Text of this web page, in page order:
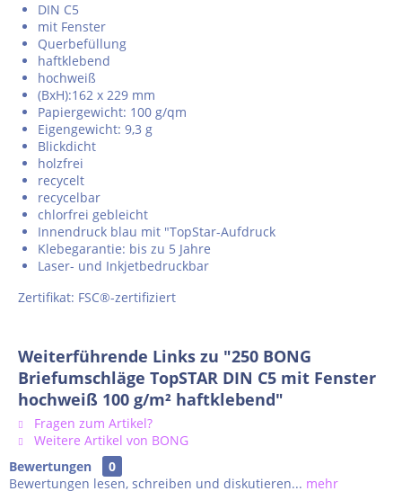
DIN C5
mit Fenster
Querbefüllung
haftklebend
hochweiß
(BxH):162 x 229 mm
Papiergewicht: 100 g/qm
Eigengewicht: 9,3 g
Blickdicht
holzfrei
recycelt
recycelbar
chlorfrei gebleicht
Innendruck blau mit "TopStar-Aufdruck
Klebegarantie: bis zu 5 Jahre
Laser- und Inkjetbedruckbar
Zertifikat: FSC®-zertifiziert
Weiterführende Links zu "250 BONG
Briefumschläge TopSTAR DIN C5 mit Fenster
hochweiß 100 g/m² haftklebend"
Fragen zum Artikel?
Weitere Artikel von BONG
Bewertungen
0
Bewertungen lesen, schreiben und diskutieren... mehr